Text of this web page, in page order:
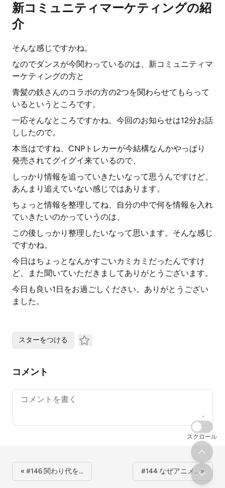
新コミュニティマーケティングの紹
介
そんな感じですかね。
なのでダンスが今関わっているのは、新コミュニティマ
ーケティングの方と
青髪の鉄さんのコラボの方の2つを関わらせてもらって
いるというところです。
一応そんなところですかね。今回のお知らせは12分お話
ししたので。
本当はですね、CNPトレカーが今結構なんかやっぱり
発売されてグイグイ来ているので、
しっかり情報を追っていきたいなって思うんですけど、
あんまり追えていない感じではあります。
ちょっと情報を整理してね、自分の中で何を情報を入れ
ていきたいのかっていうのは、
この後しっかり整理したいなって思います。そんな感じ
ですかね。
今日はちょっとなんかすごいカミカミだったんですけ
ど、また聞いていただきましてありがとうございます。
今日も良い1日をお過ごしください。ありがとうござい
ました。
スターをつける
コメント
Your comment
« #146 関わり代を… #144 なぜアニメ… »
スクロール